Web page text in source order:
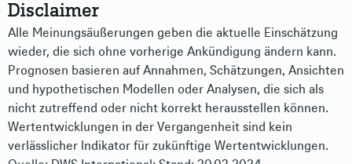
Disclaimer
Alle Meinungsäußerungen geben die aktuelle Einschätzung
wieder, die sich ohne vorherige Ankündigung ändern kann.
Prognosen basieren auf Annahmen, Schätzungen, Ansichten
und hypothetischen Modellen oder Analysen, die sich als
nicht zutreffend oder nicht korrekt herausstellen können.
Wertentwicklungen in der Vergangenheit sind kein
verlässlicher Indikator für zukünftige Wertentwicklungen.